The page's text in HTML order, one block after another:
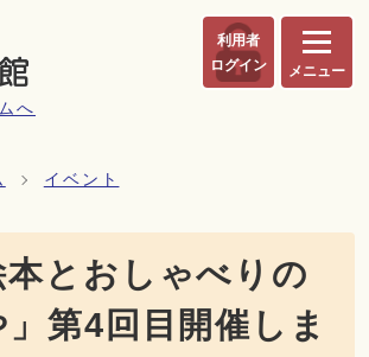
へ
利用者
ログイン
メニュー
イベント
本とおしゃべりの
第4回目開催しま